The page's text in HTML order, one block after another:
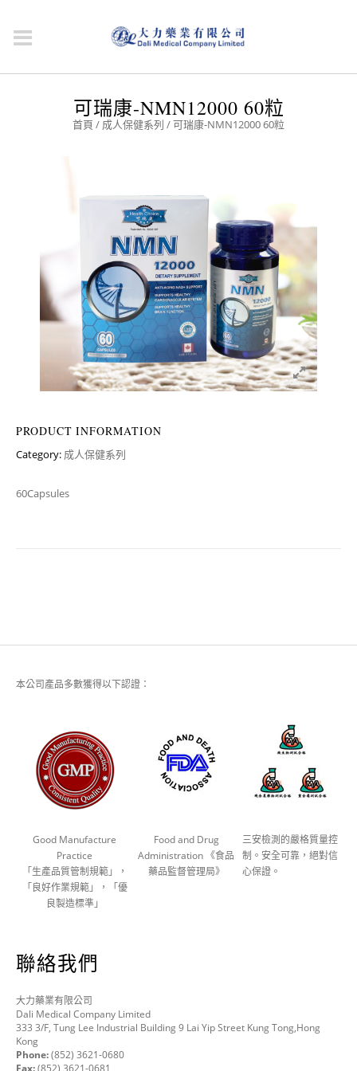
可瑞康-NMN12000 60粒
首頁 / 成人保健系列 / 可瑞康-NMN12000 60粒
PRODUCT INFORMATION
Category: 成人保健系列
60Capsules
本公司產品多數獲得以下認證：
Good Manufacture
Practice
「生產品質管制規範」，
「良好作業規範」，「優
良製造標準」
Food and Drug
Administration 《食品
藥品監督管理局》
三安檢測的嚴格質量控
制。安全可靠，絕對信
心保證。
聯絡我們
大力藥業有限公司
Dali Medical Company Limited
333 3/F, Tung Lee Industrial Building 9 Lai Yip Street Kung Tong,Hong
Kong
Phone:(852) 3621-0680